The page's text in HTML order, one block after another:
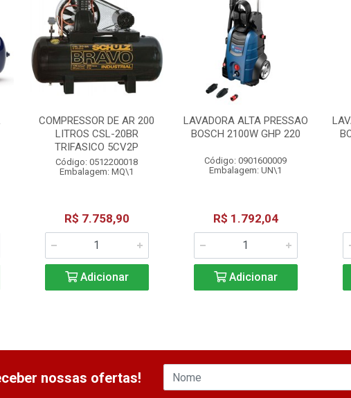
COMPRESSOR DE AR 200
LITROS CSL-20BR
TRIFASICO 5CV2P
Código: 0512200018
Embalagem: MQ\1
R$ 7.758,90
Adicionar
LAVADORA ALTA PRESSAO
BOSCH 2100W GHP 220
Código: 0901600009
Embalagem: UN\1
R$ 1.792,04
Adicionar
nossas ofertas!